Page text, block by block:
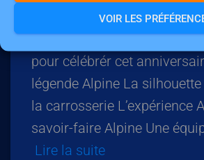
VOIR LES
A l’occasion des 70 ans de
Alpine, voici 6 vidéo
pour célébrér cet
légende Alpine La
la carrosserie L’expérience
savoir-faire Alpine Une
Lire la suite